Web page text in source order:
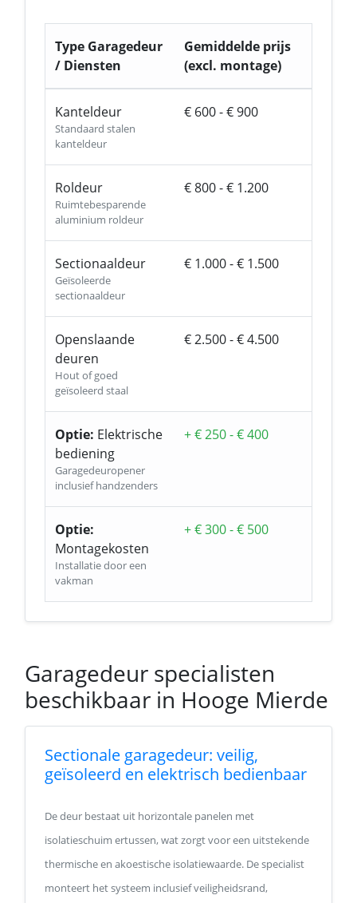
Type Garagedeur
/ Diensten
Gemiddelde prijs
(excl. montage)
Kanteldeur
Standaard stalen
kanteldeur
€ 600 - € 900
Roldeur
Ruimtebesparende
aluminium roldeur
€ 800 - € 1.200
Sectionaaldeur
Geïsoleerde
sectionaaldeur
€ 1.000 - € 1.500
Openslaande
deuren
Hout of goed
geïsoleerd staal
€ 2.500 - € 4.500
Optie: Elektrische
bediening
Garagedeuropener
inclusief handzenders
+ € 250 - € 400
Optie:
Montagekosten
Installatie door een
vakman
+ € 300 - € 500
Garagedeur specialisten
beschikbaar in Hooge Mierde
Sectionale garagedeur: veilig,
geïsoleerd en elektrisch bedienbaar
De deur bestaat uit horizontale panelen met
isolatieschuim ertussen, wat zorgt voor een uitstekende
thermische en akoestische isolatiewaarde. De specialist
monteert het systeem inclusief veiligheidsrand,